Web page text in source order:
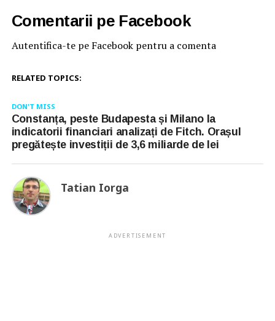
Comentarii pe Facebook
Autentifica-te pe Facebook pentru a comenta
RELATED TOPICS:
DON'T MISS
Constanța, peste Budapesta și Milano la
indicatorii financiari analizați de Fitch. Orașul
pregătește investiții de 3,6 miliarde de lei
Tatian Iorga
ADVERTISEMENT